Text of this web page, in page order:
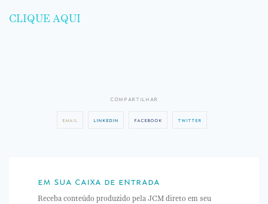
CLIQUE AQUI
compartilhar
email linkedin facebook twitter
em sua caixa de entrada
Receba conteúdo produzido pela JCM direto em seu